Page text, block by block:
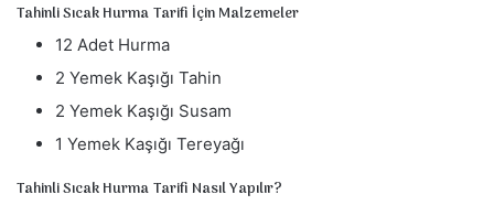
Tahinli Sıcak Hurma Tarifi İçin Malzemeler
12 Adet Hurma
2 Yemek Kaşığı Tahin
2 Yemek Kaşığı Susam
1 Yemek Kaşığı Tereyağı
Tahinli Sıcak Hurma Tarifi Nasıl Yapılır?